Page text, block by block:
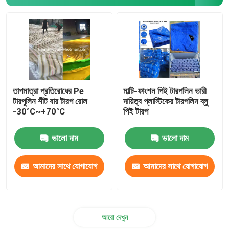
ভেলক্রো হুক এন্ড লুপ
পলিপ্রোপিলিন মাটির আবরণ
তাপমাত্রা প্রতিরোধের Pe
টারপুলিন শীট বার টারপ রোল
-30°C~+70°C
ভালো দাম
আমাদের সাথে যোগাযোগ
মাল্টি-ফাংশন পিই টারপলিন ভারী
দায়িত্ব প্লাস্টিকের টারপলিন ব্লু
পিই টারপ
ভালো দাম
আমাদের সাথে যোগাযোগ
আরো দেখুন